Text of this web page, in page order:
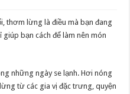
thơm lừng là điều mà bạn đang
giúp bạn cách để làm nên món
những ngày se lạnh. Hơi nóng
từ các gia vị đặc trưng, quyện